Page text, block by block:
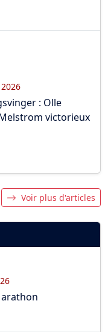
: Olle
victorieux
Voir plus d'articles